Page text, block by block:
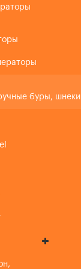
буры, шнеки